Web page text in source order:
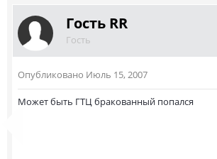
Гость RR
Гость
Опубликовано Июль 15, 2007
Может быть ГТЦ бракованный попался